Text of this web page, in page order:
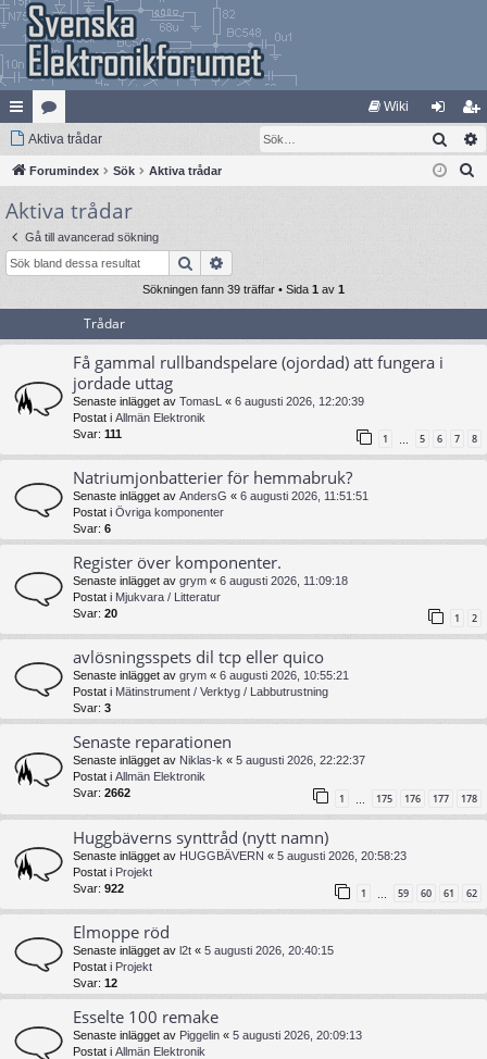
na
bb
lä
nk
ar
at
eg
ori
er
Wiki
og
ga
li
m
Aktiva trådar Sök
Forumindex Sök Aktiva trådar
Aktiva trådar
Gå till avancerad sökning
Sök
Sökningen fann 39 träffar • Sida 1 av 1
Trådar
Få gammal rullbandspelare (ojordad) att fungera i
jordade uttag
Senaste inlägget av TomasL « 6 augusti 2026, 12:20:39
Postat i Allmän Elektronik
Svar: 111 1 … 5 6 7 8
Natriumjonbatterier för hemmabruk?
Senaste inlägget av AndersG « 6 augusti 2026, 11:51:51
Postat i Övriga komponenter
Svar: 6
Register över komponenter.
Senaste inlägget av grym « 6 augusti 2026, 11:09:18
Postat i Mjukvara / Litteratur
Svar: 20 1 2
avlösningsspets dil tcp eller quico
Senaste inlägget av grym « 6 augusti 2026, 10:55:21
Postat i Mätinstrument / Verktyg / Labbutrustning
Svar: 3
Senaste reparationen
Senaste inlägget av Niklas-k « 5 augusti 2026, 22:22:37
Postat i Allmän Elektronik
Svar: 2662 1 175 176 177 178
Huggbäverns synttråd (nytt namn)
Senaste inlägget av HUGGBÄVERN « 5 augusti 2026, 20:58:23
Postat i Projekt
Svar: 922 1 59 60 61 62
Elmoppe röd
Senaste inlägget av l2t « 5 augusti 2026, 20:40:15
Postat i Projekt
Svar: 12
Esselte 100 remake
Senaste inlägget av Piggelin « 5 augusti 2026, 20:09:13
Postat i Allmän Elektronik